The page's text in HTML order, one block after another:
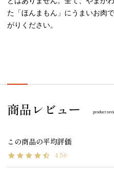
た「ほんまもん」にうまいお肉
がりください。
商品レビュー product
4.50